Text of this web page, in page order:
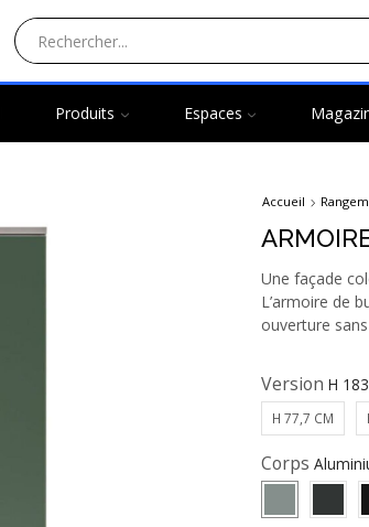
Produits Espaces
Accueil
Une façade
L’armoire de
ouverture
Version
H 77,7 CM
Corps